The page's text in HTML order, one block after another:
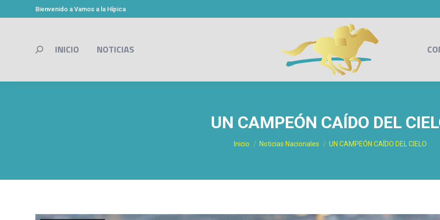
Bienvenido a Vamos a la Hípica
INICIO NOTICIAS
Buscar:
UN CAMPEÓN CAÍDO DEL
Estás aquí:
Inicio Noticias Nacionales UN CAMPEÓN CAÍDO DEL CIELO